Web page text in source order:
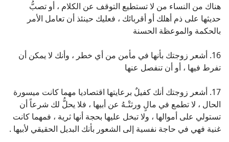
هناك من النساء من لا تستطيع التوقف عن الكلام ، أو تصبُّ
حديثها على ذم أهلك أو أقربائك ، فعليك حينئذ أن تعامل الأمر
بالحكمة والموعظة الحسنة
16. أشعر زوجتك بأنها في مأمن من أي خطر ، وأنك لا يمكن أن
تفرط فيها ، أو أن تنفصل عنها
17. أشعر زوجتك أنك كفيلٌ برعايتها اقتصاديا مهما كانت ميسورة
الحال ، لا تطمع في مالٍ ورثتْـهُ عن أبيها ، فلا يحلُّ لك شرعاً أن
تستولي على أموالها ، ولا تبخل عليها بحجة أنها ثرية ، فمهما كانت
غنية فهي في حاجة نفسية إلى الشعور بأنك البديل الحقيقي لأبيها .